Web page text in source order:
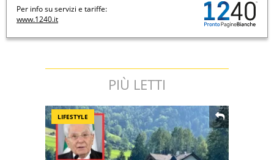
Per info su servizi e tariffe:
www.1240.it
PIÙ LETTI
LIFESTYLE